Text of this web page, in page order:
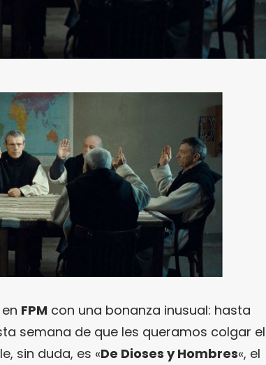
en FPM con una bonanza inusual: hasta
semana de que les queramos colgar el
sin duda, es «De Dioses y Hombres«, el